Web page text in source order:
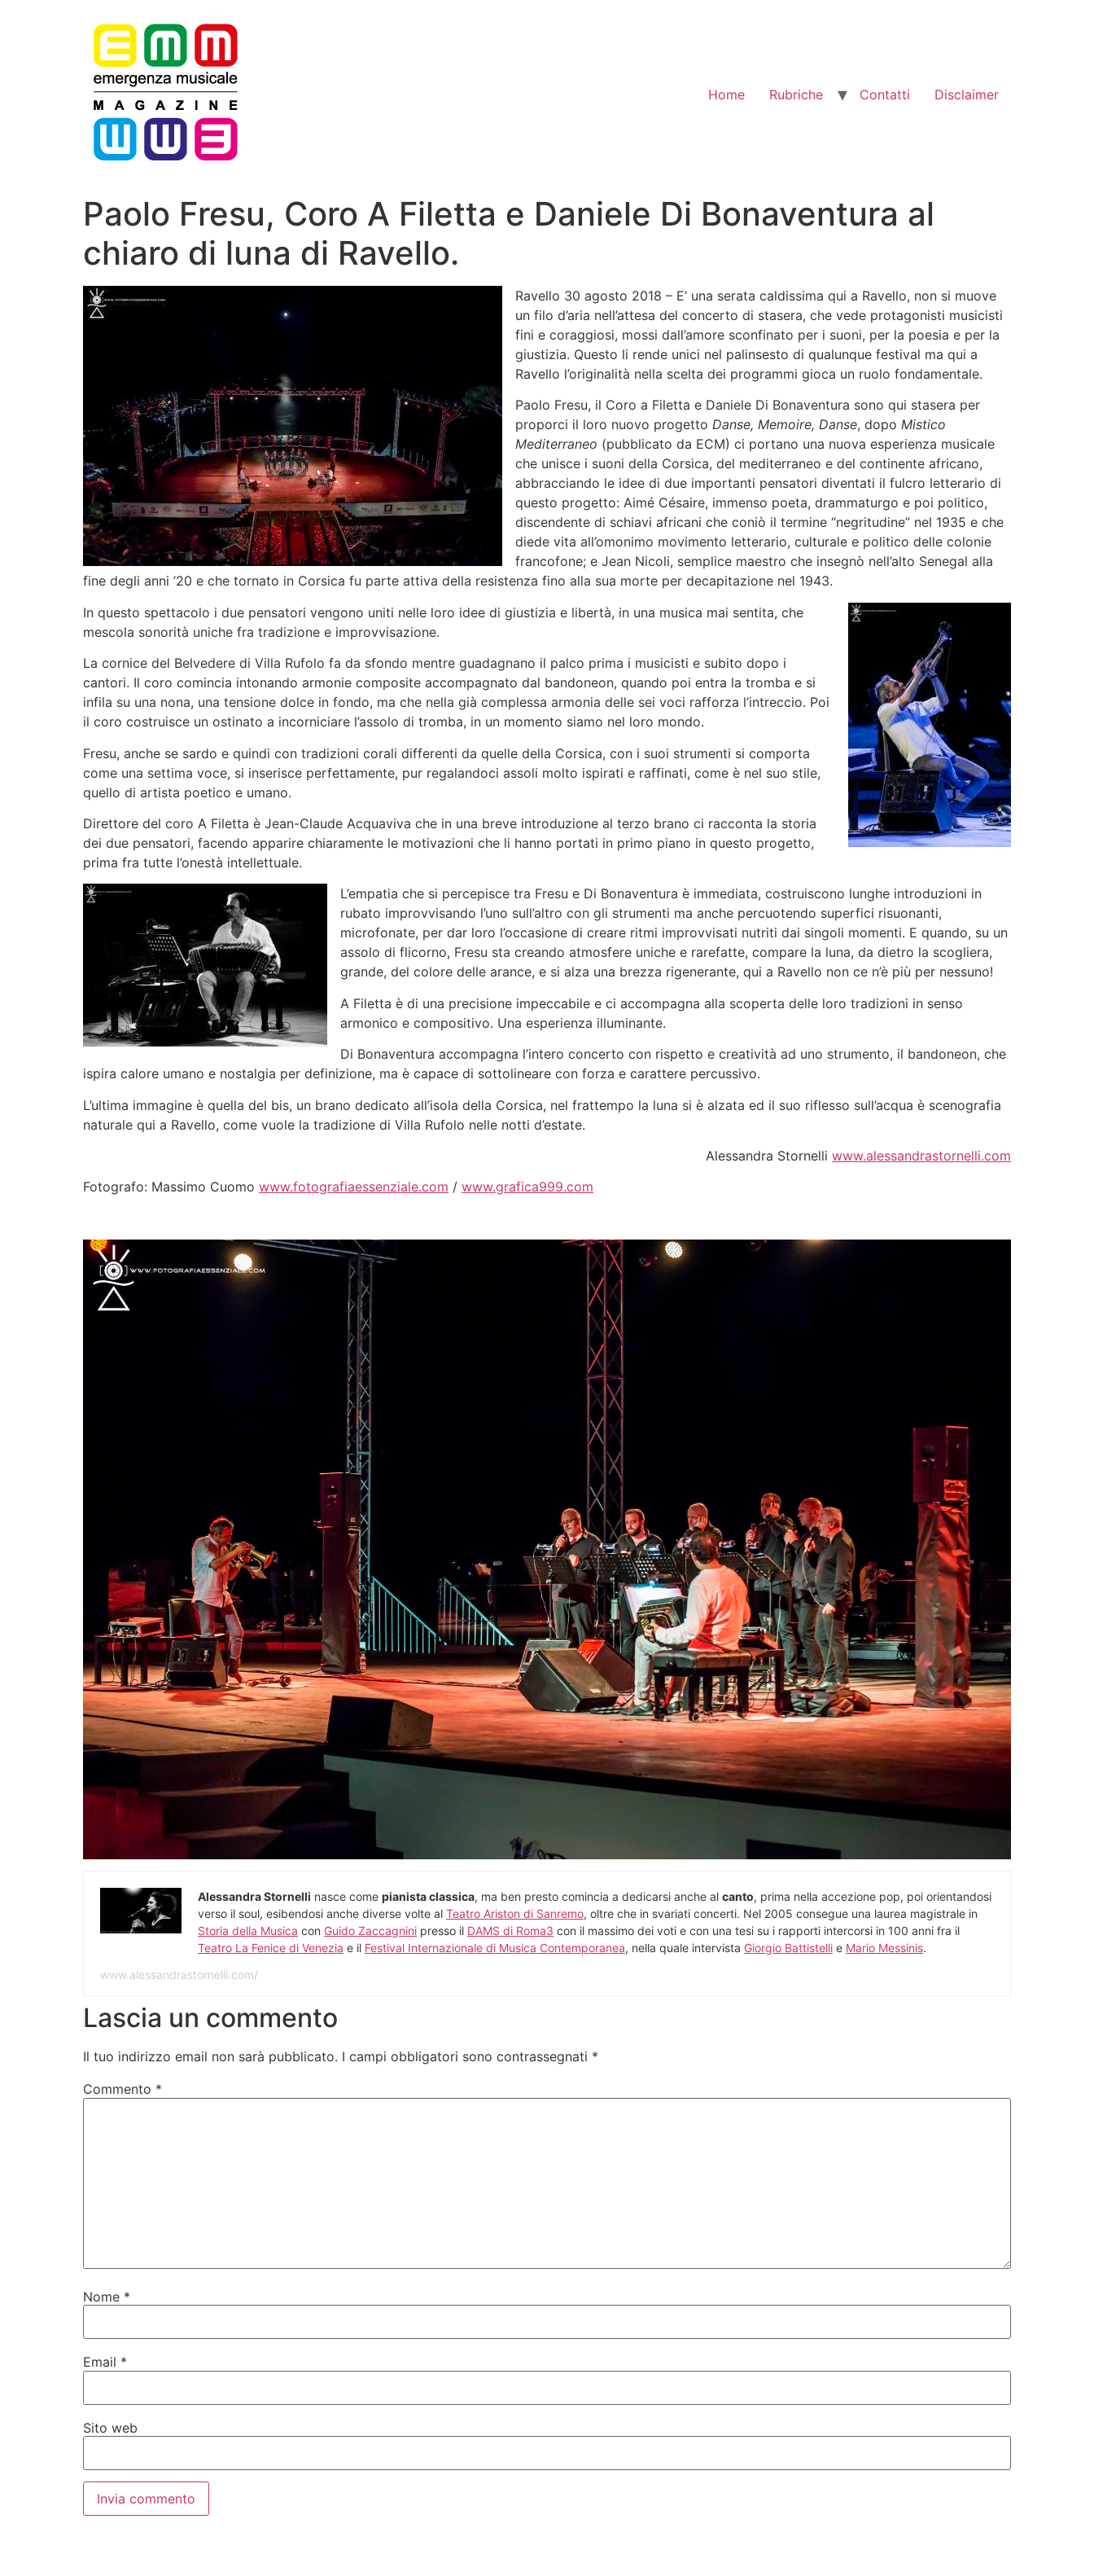
Home Rubriche Contatti Disclaimer
Paolo Fresu, Coro A Filetta e Daniele Di Bonaventura al
chiaro di luna di Ravello.
Ravello 30 agosto 2018 – E’ una serata caldissima qui a Ravello, non si muove
un filo d’aria nell’attesa del concerto di stasera, che vede protagonisti musicisti
fini e coraggiosi, mossi dall’amore sconfinato per i suoni, per la poesia e per la
giustizia. Questo li rende unici nel palinsesto di qualunque festival ma qui a
Ravello l’originalità nella scelta dei programmi gioca un ruolo fondamentale.
Paolo Fresu, il Coro a Filetta e Daniele Di Bonaventura sono qui stasera per
proporci il loro nuovo progetto Danse, Memoire, Danse, dopo Mistico
Mediterraneo (pubblicato da ECM) ci portano una nuova esperienza musicale
che unisce i suoni della Corsica, del mediterraneo e del continente africano,
abbracciando le idee di due importanti pensatori diventati il fulcro letterario di
questo progetto: Aimé Césaire, immenso poeta, drammaturgo e poi politico,
discendente di schiavi africani che coniò il termine “negritudine” nel 1935 e che
diede vita all’omonimo movimento letterario, culturale e politico delle colonie
francofone; e Jean Nicoli, semplice maestro che insegnò nell’alto Senegal alla
fine degli anni ’20 e che tornato in Corsica fu parte attiva della resistenza fino alla sua morte per decapitazione nel 1943.
In questo spettacolo i due pensatori vengono uniti nelle loro idee di giustizia e libertà, in una musica mai sentita, che
mescola sonorità uniche fra tradizione e improvvisazione.
La cornice del Belvedere di Villa Rufolo fa da sfondo mentre guadagnano il palco prima i musicisti e subito dopo i
cantori. Il coro comincia intonando armonie composite accompagnato dal bandoneon, quando poi entra la tromba e si
infila su una nona, una tensione dolce in fondo, ma che nella già complessa armonia delle sei voci rafforza l’intreccio. Poi
il coro costruisce un ostinato a incorniciare l’assolo di tromba, in un momento siamo nel loro mondo.
Fresu, anche se sardo e quindi con tradizioni corali differenti da quelle della Corsica, con i suoi strumenti si comporta
come una settima voce, si inserisce perfettamente, pur regalandoci assoli molto ispirati e raffinati, come è nel suo stile,
quello di artista poetico e umano.
Direttore del coro A Filetta è Jean-Claude Acquaviva che in una breve introduzione al terzo brano ci racconta la storia
dei due pensatori, facendo apparire chiaramente le motivazioni che li hanno portati in primo piano in questo progetto,
prima fra tutte l’onestà intellettuale.
L’empatia che si percepisce tra Fresu e Di Bonaventura è immediata, costruiscono lunghe introduzioni in
rubato improvvisando l’uno sull’altro con gli strumenti ma anche percuotendo superfici risuonanti,
microfonate, per dar loro l’occasione di creare ritmi improvvisati nutriti dai singoli momenti. E quando, su un
assolo di flicorno, Fresu sta creando atmosfere uniche e rarefatte, compare la luna, da dietro la scogliera,
grande, del colore delle arance, e si alza una brezza rigenerante, qui a Ravello non ce n’è più per nessuno!
A Filetta è di una precisione impeccabile e ci accompagna alla scoperta delle loro tradizioni in senso
armonico e compositivo. Una esperienza illuminante.
Di Bonaventura accompagna l’intero concerto con rispetto e creatività ad uno strumento, il bandoneon, che
ispira calore umano e nostalgia per definizione, ma è capace di sottolineare con forza e carattere percussivo.
L’ultima immagine è quella del bis, un brano dedicato all’isola della Corsica, nel frattempo la luna si è alzata ed il suo riflesso sull’acqua è scenografia
naturale qui a Ravello, come vuole la tradizione di Villa Rufolo nelle notti d’estate.
Alessandra Stornelli www.alessandrastornelli.com
Fotografo: Massimo Cuomo www.fotografiaessenziale.com / www.grafica999.com
Alessandra Stornelli nasce come pianista classica, ma ben presto comincia a dedicarsi anche al canto, prima nella accezione pop, poi orientandosi
verso il soul, esibendosi anche diverse volte al Teatro Ariston di Sanremo, oltre che in svariati concerti. Nel 2005 consegue una laurea magistrale in
Storia della Musica con Guido Zaccagnini presso il DAMS di Roma3 con il massimo dei voti e con una tesi su i rapporti intercorsi in 100 anni fra il
Teatro La Fenice di Venezia e il Festival Internazionale di Musica Contemporanea, nella quale intervista Giorgio Battistelli e Mario Messinis.
www.alessandrastornelli.com/
Lascia un commento
Il tuo indirizzo email non sarà pubblicato. I campi obbligatori sono contrassegnati *
Commento *
Nome *
Email *
Sito web